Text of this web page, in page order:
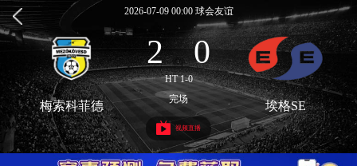
2026-07-09 00:00 球会友谊
2 : 0
HT 1-0
梅索科菲德 完场 埃格SE
视频直播